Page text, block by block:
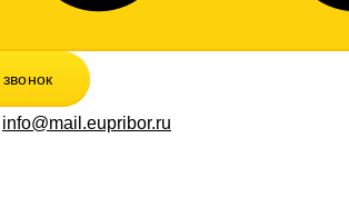
info@mail.eupribor.ru